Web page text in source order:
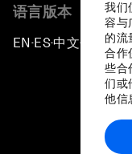
我们
容与
的流
合作
些合
们或
他信
语言版本
EN ▪ ES▪中文▪ 日本語